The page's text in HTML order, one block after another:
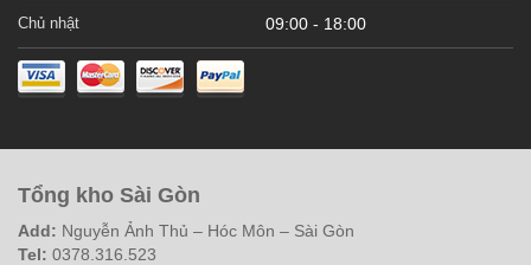
Chủ nhật 09:00 - 18:00
Tổng kho Sài Gòn
Add: Nguyễn Ảnh Thủ – Hóc Môn – Sài Gòn
Tel: 0378.316.523